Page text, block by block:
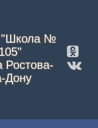
№
Ростова-
Дону